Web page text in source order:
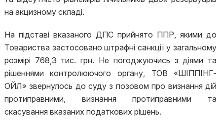
на акцизному складі.
На підставі вказаного ДПС прийнято ППР, якими до
Товариства застосовано штрафні санкції у загальному
розмірі 768,3 тис. грн. Не погоджуючись з діями та
рішеннями контролюючого органу, ТОВ «ШІППІНГ-
ОЙЛ» звернулось до суду з позовом про визнання дій
протиправними, визнання протиправними та
скасування вказаних податкових рішень.